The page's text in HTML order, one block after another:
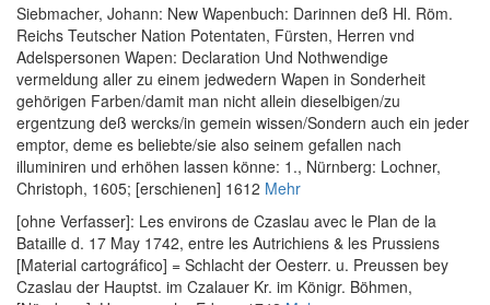
Siebmacher, Johann: New Wapenbuch: Darinnen deß Hl. Röm.
Reichs Teutscher Nation Potentaten, Fürsten, Herren vnd
Adelspersonen Wapen: Declaration Und Nothwendige
vermeldung aller zu einem jedwedern Wapen in Sonderheit
gehörigen Farben/damit man nicht allein dieselbigen/zu
ergentzung deß wercks/in gemein wissen/Sondern auch ein jeder
emptor, deme es beliebte/sie also seinem gefallen nach
illuminiren und erhöhen lassen könne: 1., Nürnberg: Lochner,
Christoph, 1605; [erschienen] 1612 Mehr
[ohne Verfasser]: Les environs de Czaslau avec le Plan de la
Bataille d. 17 May 1742, entre les Autrichiens & les Prussiens
[Material cartográfico] = Schlacht der Oesterr. u. Preussen bey
Czaslau der Hauptst. im Czalauer Kr. im Königr. Böhmen,